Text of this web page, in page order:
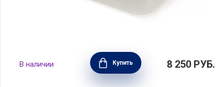
Набор из 5 контейнеров Nest Lock Sky,
полипропилен+силикон, цвет синий, Joseph
Joseph, Великобритания, 81105
В наличии Купить 8 250 РУБ.